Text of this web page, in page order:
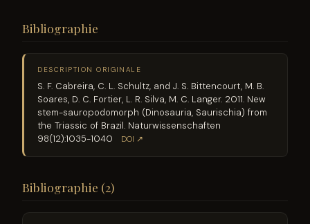
Bibliographie
DESCRIPTION ORIGINALE
S. F. Cabreira, C. L. Schultz, and J. S. Bittencourt, M. B.
Soares, D. C. Fortier, L. R. Silva, M. C. Langer. 2011. New
stem-sauropodomorph (Dinosauria, Saurischia) from
the Triassic of Brazil. Naturwissenschaften
98(12):1035-1040
DOI ↗
Bibliographie (2)